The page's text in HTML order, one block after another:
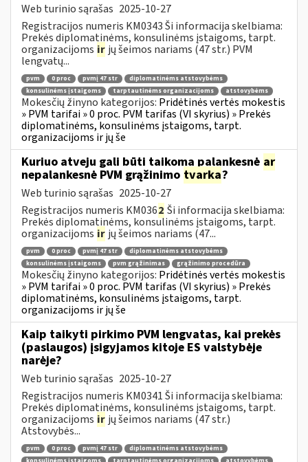
Web turinio sąrašas 2025-10-27
Registracijos numeris KM0343 Ši informacija skelbiama:
Prekės diplomatinėms, konsulinėms įstaigoms, tarpt.
organizacijoms ir jų šeimos nariams (47 str.) PVM
lengvatų...
pvm 0 proc pvmį 47 str
diplomatinėms atstovybėms
konsulinėms įstaigoms
tarptautinėms organizacijoms atstovybėms
Mokesčių žinyno kategorijos: Pridėtinės vertės mokestis
» PVM tarifai » 0 proc. PVM tarifas (VI skyrius) » Prekės
diplomatinėms, konsulinėms įstaigoms, tarpt.
organizacijoms ir jų še
Kuriuo atveju gali būti taikoma palankesnė ar
nepalankesnė PVM grąžinimo tvarka?
Web turinio sąrašas 2025-10-27
Registracijos numeris KM0362 Ši informacija skelbiama:
Prekės diplomatinėms, konsulinėms įstaigoms, tarpt.
organizacijoms ir jų šeimos nariams (47...
pvm 0 proc pvmį 47 str
diplomatinėms atstovybėms
konsulinėms įstaigoms
pvm grąžinimas grąžinimo procedūra
Mokesčių žinyno kategorijos: Pridėtinės vertės mokestis
» PVM tarifai » 0 proc. PVM tarifas (VI skyrius) » Prekės
diplomatinėms, konsulinėms įstaigoms, tarpt.
organizacijoms ir jų še
Kaip taikyti pirkimo PVM lengvatas, kai prekės
(paslaugos) įsigyjamos kitoje ES valstybėje
narėje?
Web turinio sąrašas 2025-10-27
Registracijos numeris KM0341 Ši informacija skelbiama:
Prekės diplomatinėms, konsulinėms įstaigoms, tarpt.
organizacijoms ir jų šeimos nariams (47 str.)
Atstovybės...
pvm 0 proc pvmį 47 str
diplomatinėms atstovybėms